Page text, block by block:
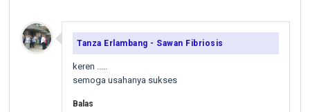
Tanza Erlambang - Sawan Fibriosis
keren .....
semoga usahanya sukses
Balas